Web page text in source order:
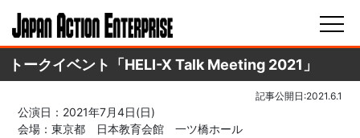
トークイベント「HELI-X Talk Meeting 2021」
記事公開日:2021.6.1
公演日：2021年7月4日(日)
会場：東京都 日本教育会館 一ツ橋ホール